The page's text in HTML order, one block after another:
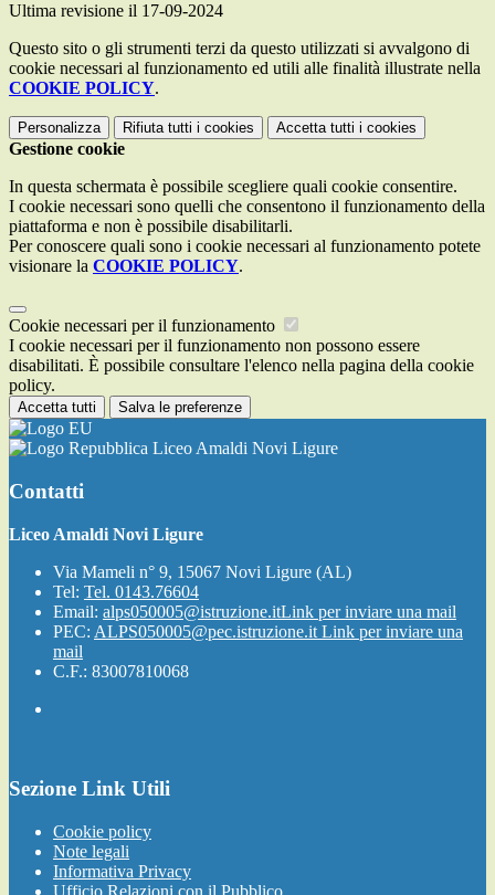
Ultima revisione il 17-09-2024
Questo sito o gli strumenti terzi da questo utilizzati si avvalgono di
cookie necessari al funzionamento ed utili alle finalità illustrate nella
COOKIE POLICY.
Personalizza Rifiuta tutti i cookies Accetta tutti i cookies
Gestione cookie
In questa schermata è possibile scegliere quali cookie consentire.
I cookie necessari sono quelli che consentono il funzionamento della
piattaforma e non è possibile disabilitarli.
Per conoscere quali sono i cookie necessari al funzionamento potete
visionare la COOKIE POLICY.
Cookie necessari per il funzionamento
I cookie necessari per il funzionamento non possono essere
disabilitati. È possibile consultare l'elenco nella pagina della cookie
policy.
Accetta tutti Salva le preferenze
Liceo Amaldi Novi Ligure
Contatti
Liceo Amaldi Novi Ligure
Via Mameli n° 9, 15067 Novi Ligure (AL)
Tel: Tel. 0143.76604
Email: alps050005@istruzione.itLink per inviare una mail
PEC: ALPS050005@pec.istruzione.it Link per inviare una
mail
C.F.: 83007810068
Sezione Link Utili
Cookie policy
Note legali
Informativa Privacy
Ufficio Relazioni con il Pubblico